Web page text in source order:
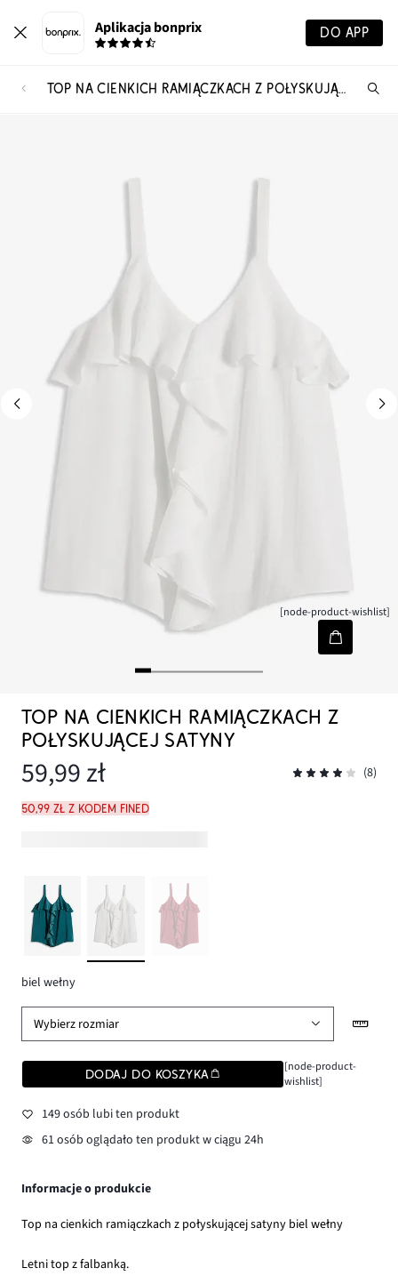
Aplikacja bonprix DO APP
TOP NA CIENKICH RAMIĄCZKACH Z POŁYSKUJĄCEJ SATYNY
[node-product-wishlist]
TOP NA CIENKICH RAMIĄCZKACH Z
POŁYSKUJĄCEJ SATYNY
59,99 zł (8)
50,99 zł z kodem FINED
biel wełny
Wybierz rozmiar
DODAJ DO KOSZYKA
[node-product-
wishlist]
149 osób lubi ten produkt
61 osób oglądało ten produkt w ciągu 24h
Informacje o produkcie
Top na cienkich ramiączkach z połyskującej satyny biel wełny
Letni top z falbanką.